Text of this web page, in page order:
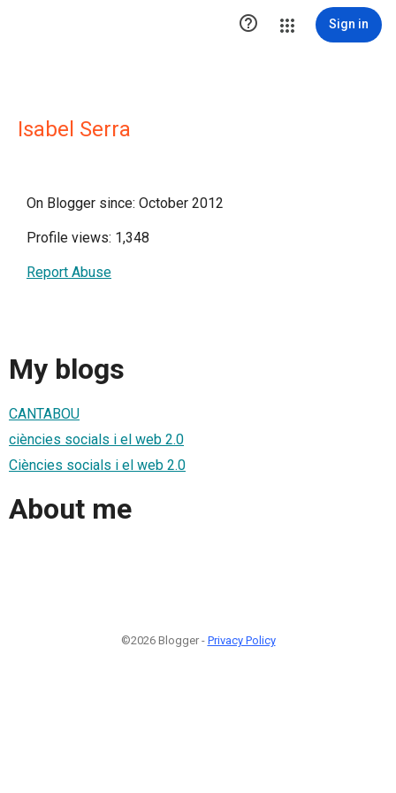
 Sign in
Isabel Serra
On Blogger since: October 2012
Profile views: 1,348
Report Abuse
My blogs
CANTABOU
ciències socials i el web 2.0
Ciències socials i el web 2.0
About me
©2026 Blogger - Privacy Policy